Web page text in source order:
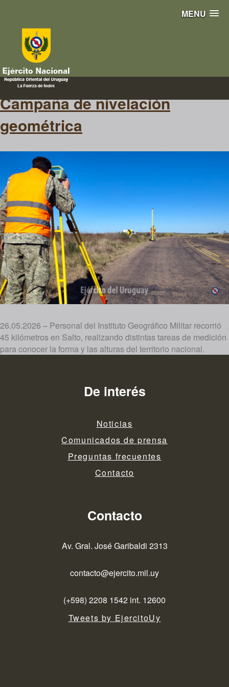
MENU
mediciones
Campaña de nivelación
geométrica
26.05.2026 – Personal del Instituto Geográfico Militar recorrió
45 kilómetros en Salto, realizando distintas tareas de medición
para conocer la forma y las alturas del territorio nacional.
De interés
Noticias
Comunicados de prensa
Preguntas frecuentes
Contacto
Contacto
Av. Gral. José Garibaldi 2313
contacto@ejercito.mil.uy
(+598) 2208 1542 int. 12600
Tweets by EjercitoUy